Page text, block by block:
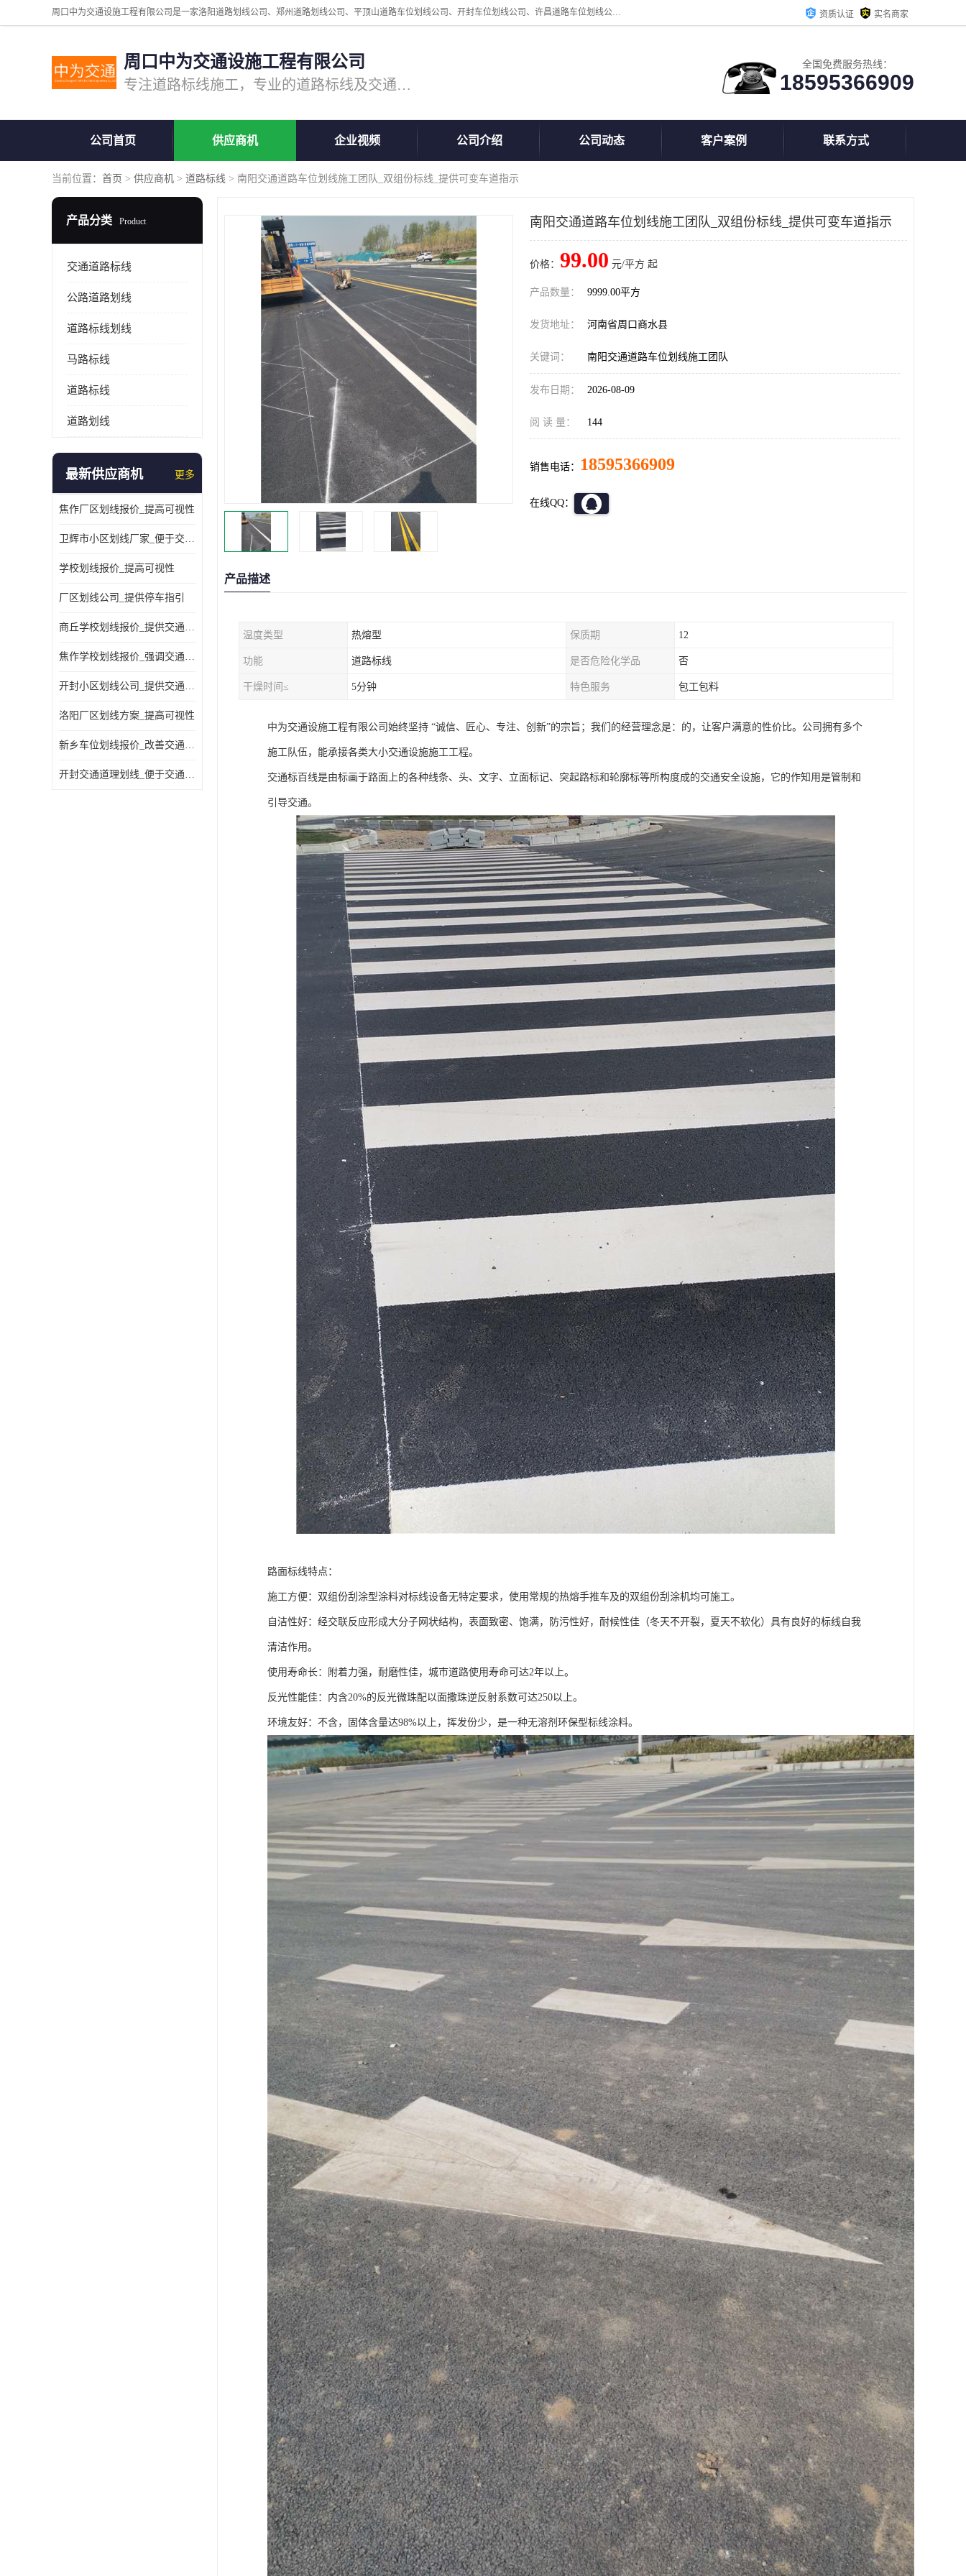
周口中为交通设施工程有限公司是一家洛阳道路划线公司、郑州道路划线公司、平顶山道路车位划线公司、开封车位划线公司、许昌道路车位划线公司、漯河道路车位划线公司，公司始终坚持“诚信、匠心、专注”的宗旨；我们的经营理念是：的服务。 资质认证 实名商家
周口中为交通设施工程有限公司
专注道路标线施工，专业的道路标线及交通设施施工服务商!
全国免费服务热线：
18595366909
公司首页 供应商机 企业视频 公司介绍 公司动态 客户案例 联系方式
当前位置： 首页 > 供应商机 > 道路标线 > 南阳交通道路车位划线施工团队_双组份标线_提供可变车道指示
产品分类 Product
交通道路标线
公路道路划线
道路标线划线
马路标线
道路标线
道路划线
最新供应商机 更多
焦作厂区划线报价_提高可视性
卫辉市小区划线厂家_便于交通管理
学校划线报价_提高可视性
厂区划线公司_提供停车指引
商丘学校划线报价_提供交通信息
焦作学校划线报价_强调交通规则
开封小区划线公司_提供交通信息
洛阳厂区划线方案_提高可视性
新乡车位划线报价_改善交通效率
开封交通道理划线_便于交通管理
南阳交通道路车位划线施工团队_双组份标线_提供可变车道指示
价格： 99.00 元/平方 起
产品数量： 9999.00平方
发货地址： 河南省周口商水县
关键词： 南阳交通道路车位划线施工团队
发布日期： 2026-08-09
阅 读 量： 144
销售电话： 18595366909
在线QQ：
产品描述
温度类型 热熔型 保质期 12
功能 道路标线 是否危险化学品 否
干燥时间≤ 5分钟 特色服务 包工包料
中为交通设施工程有限公司始终坚持 “诚信、匠心、专注、创新”的宗旨；我们的经营理念是：的，让客户满意的性价比。公司拥有多个
施工队伍，能承接各类大小交通设施施工工程。
交通标百线是由标画于路面上的各种线条、头、文字、立面标记、突起路标和轮廓标等所构度成的交通安全设施，它的作知用是管制和
引导交通。
路面标线特点：
施工方便：双组份刮涂型涂料对标线设备无特定要求，使用常规的热熔手推车及的双组份刮涂机均可施工。
自洁性好：经交联反应形成大分子网状结构，表面致密、饱满，防污性好，耐候性佳（冬天不开裂，夏天不软化）具有良好的标线自我
清洁作用。
使用寿命长：附着力强，耐磨性佳，城市道路使用寿命可达2年以上。
反光性能佳：内含20%的反光微珠配以面撒珠逆反射系数可达250以上。
环境友好：不含，固体含量达98%以上，挥发份少，是一种无溶剂环保型标线涂料。